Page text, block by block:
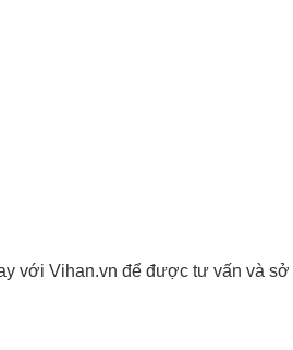
với Vihan.vn để được tư vấn và